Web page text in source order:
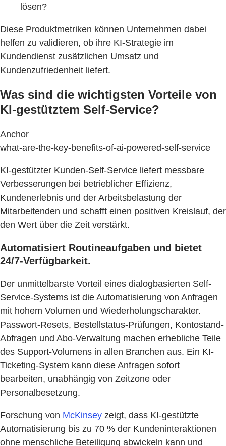
lösen?
Diese Produktmetriken können Unternehmen dabei
helfen zu validieren, ob ihre KI-Strategie im
Kundendienst zusätzlichen Umsatz und
Kundenzufriedenheit liefert.
Was sind die wichtigsten Vorteile von
KI-gestütztem Self-Service?
Anchor
what-are-the-key-benefits-of-ai-powered-self-service
KI-gestützter Kunden-Self-Service liefert messbare
Verbesserungen bei betrieblicher Effizienz,
Kundenerlebnis und der Arbeitsbelastung der
Mitarbeitenden und schafft einen positiven Kreislauf, der
den Wert über die Zeit verstärkt.
Automatisiert Routineaufgaben und bietet
24/7-Verfügbarkeit.
Der unmittelbarste Vorteil eines dialogbasierten Self-
Service-Systems ist die Automatisierung von Anfragen
mit hohem Volumen und Wiederholungscharakter.
Passwort-Resets, Bestellstatus-Prüfungen, Kontostand-
Abfragen und Abo-Verwaltung machen erhebliche Teile
des Support-Volumens in allen Branchen aus. Ein KI-
Ticketing-System kann diese Anfragen sofort
bearbeiten, unabhängig von Zeitzone oder
Personalbesetzung.
Forschung von McKinsey zeigt, dass KI-gestützte
Automatisierung bis zu 70 % der Kundeninteraktionen
ohne menschliche Beteiligung abwickeln kann und